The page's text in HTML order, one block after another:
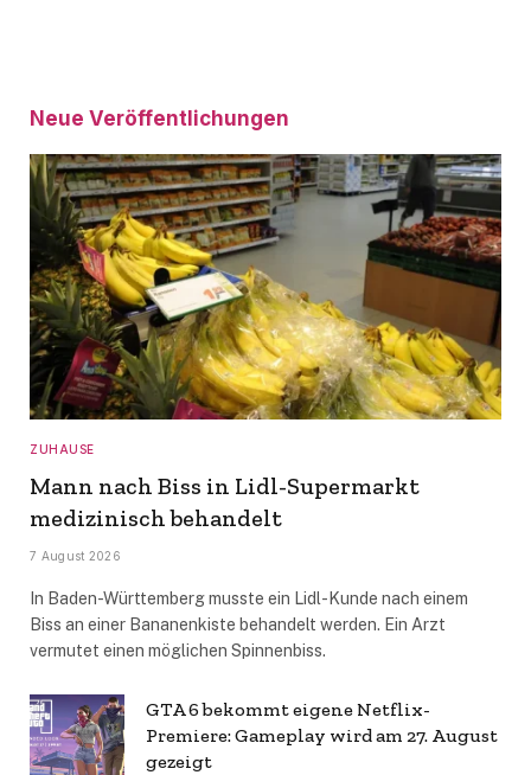
Neue Veröffentlichungen
ZUHAUSE
Mann nach Biss in Lidl-Supermarkt
medizinisch behandelt
7 August 2026
In Baden-Württemberg musste ein Lidl-Kunde nach einem
Biss an einer Bananenkiste behandelt werden. Ein Arzt
vermutet einen möglichen Spinnenbiss.
GTA 6 bekommt eigene Netflix-
Premiere: Gameplay wird am 27. August
gezeigt